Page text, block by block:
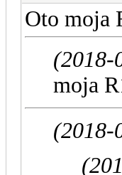
Oto moja
(2018-
moja
(2018-